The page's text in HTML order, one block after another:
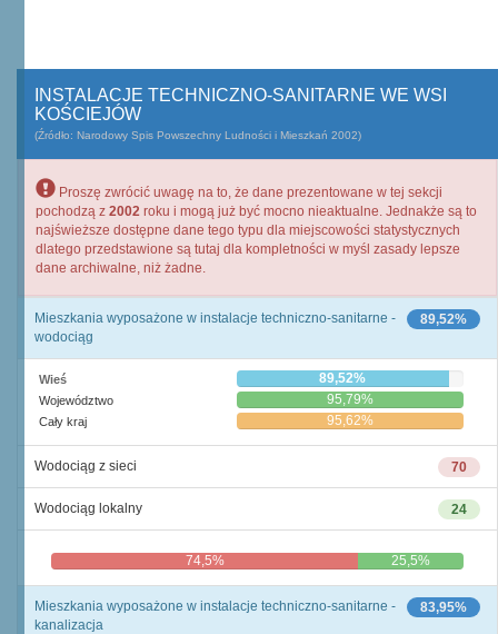
INSTALACJE TECHNICZNO-SANITARNE WE WSI
KOŚCIEJÓW
(Źródło: Narodowy Spis Powszechny Ludności i Mieszkań 2002)
Proszę zwrócić uwagę na to, że dane prezentowane w tej sekcji
pochodzą z 2002 roku i mogą już być mocno nieaktualne. Jednakże są to
najświeższe dostępne dane tego typu dla miejscowości statystycznych
dlatego przedstawione są tutaj dla kompletności w myśl zasady lepsze
dane archiwalne, niż żadne.
89,52%
Mieszkania wyposażone w instalacje techniczno-sanitarne -
wodociąg
Wieś 89,52%
Województwo 95,79%
Cały kraj 95,62%
70
Wodociąg z sieci
24
Wodociąg lokalny
74,5% 25,5%
83,95%
Mieszkania wyposażone w instalacje techniczno-sanitarne -
kanalizacja